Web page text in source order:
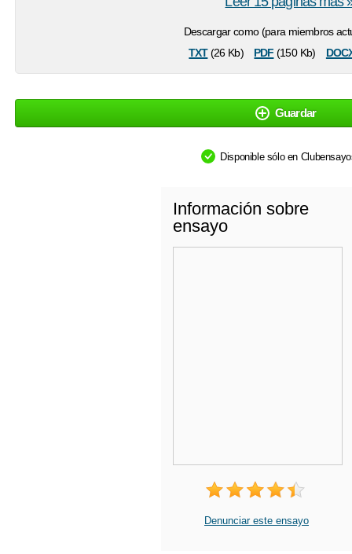
Descargar como (para miembros
txt(26 Kb) pdf (150 Kb)
Guardar
Disponible sólo en
Información sobre
ensayo
Denunciar este ensayo